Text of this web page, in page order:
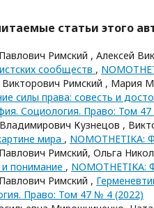
статьи этого
Римский , Алексей
сообществ ,
Викторович Римский , Мария
силы права: совесть и
Социология. Право: Том
Кузнецов ,
мира , NOMOTHETIKA:
Римский, Ольга
и понимание ,
Римский ,
Право: Том 47 № 4 (2022)